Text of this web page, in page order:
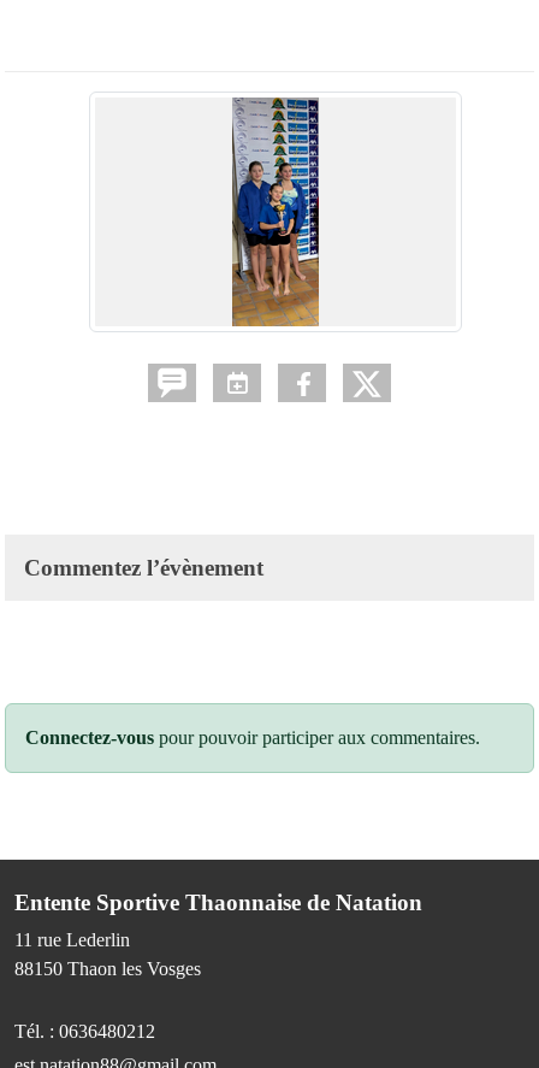
Commentez l’évènement
Connectez-vous pour pouvoir participer aux commentaires.
Entente Sportive Thaonnaise de Natation
11 rue Lederlin
88150 Thaon les Vosges
Tél. : 0636480212